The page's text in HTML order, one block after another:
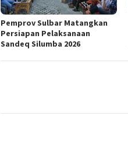
Pemprov Sulbar Matangkan
Persiapan Pelaksanaan
Sandeq Silumba 2026